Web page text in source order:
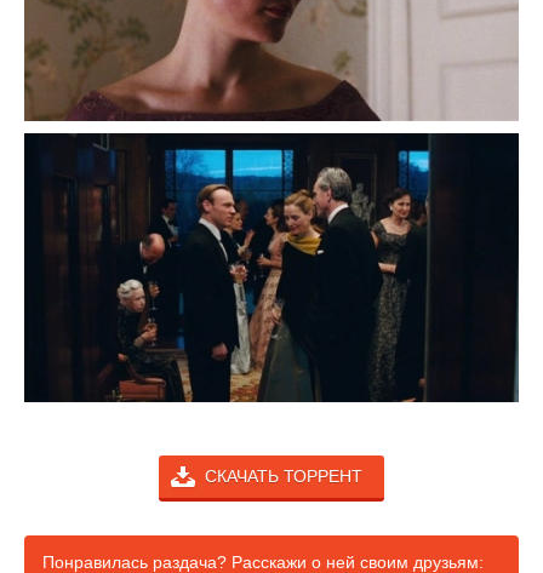
СКАЧАТЬ ТОРРЕНТ
Понравилась раздача? Расскажи о ней своим друзьям: